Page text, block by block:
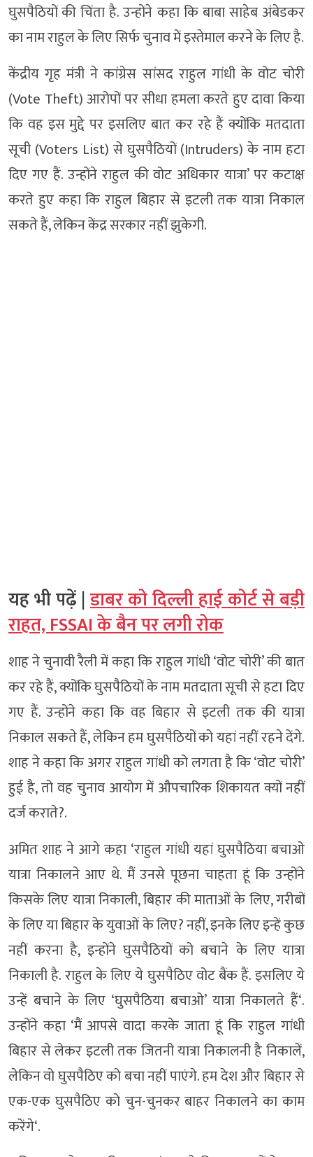
घुसपैठियों की चिंता है. उन्होंने कहा कि बाबा साहेब अंबेडकर
का नाम राहुल के लिए सिर्फ चुनाव में इस्तेमाल करने के लिए है.
केंद्रीय गृह मंत्री ने कांग्रेस सांसद राहुल गांधी के वोट चोरी
(Vote Theft) आरोपों पर सीधा हमला करते हुए दावा किया
कि वह इस मुद्दे पर इसलिए बात कर रहे हैं क्योंकि मतदाता
सूची (Voters List) से घुसपैठियों (Intruders) के नाम हटा
दिए गए हैं. उन्होंने राहुल की वोट अधिकार यात्रा’ पर कटाक्ष
करते हुए कहा कि राहुल बिहार से इटली तक यात्रा निकाल
सकते हैं, लेकिन केंद्र सरकार नहीं झुकेगी.
यह भी पढ़ें |डाबर को दिल्ली हाई कोर्ट से बड़ी
राहत, FSSAI के बैन पर लगी रोक
शाह ने चुनावी रैली में कहा कि राहुल गांधी ‘वोट चोरी’ की बात
कर रहे हैं, क्योंकि घुसपैठियों के नाम मतदाता सूची से हटा दिए
गए हैं. उन्होंने कहा कि वह बिहार से इटली तक की यात्रा
निकाल सकते हैं, लेकिन हम घुसपैठियों को यहां नहीं रहने देंगे.
शाह ने कहा कि अगर राहुल गांधी को लगता है कि ‘वोट चोरी’
हुई है, तो वह चुनाव आयोग में औपचारिक शिकायत क्यों नहीं
दर्ज कराते?.
अमित शाह ने आगे कहा ‘राहुल गांधी यहां घुसपैठिया बचाओ
यात्रा निकालने आए थे. मैं उनसे पूछना चाहता हूं कि उन्होंने
किसके लिए यात्रा निकाली, बिहार की माताओं के लिए, गरीबों
के लिए या बिहार के युवाओं के लिए? नहीं, इनके लिए इन्हें कुछ
नहीं करना है, इन्होंने घुसपैठियों को बचाने के लिए यात्रा
निकाली है. राहुल के लिए ये घुसपैठिए वोट बैंक हैं. इसलिए ये
उन्हें बचाने के लिए ‘घुसपैठिया बचाओ’ यात्रा निकालते हैं‘.
उन्होंने कहा ‘मैं आपसे वादा करके जाता हूं कि राहुल गांधी
बिहार से लेकर इटली तक जितनी यात्रा निकालनी है निकालें,
लेकिन वो घुसपैठिए को बचा नहीं पाएंगे. हम देश और बिहार से
एक-एक घुसपैठिए को चुन-चुनकर बाहर निकालने का काम
करेंगे‘.